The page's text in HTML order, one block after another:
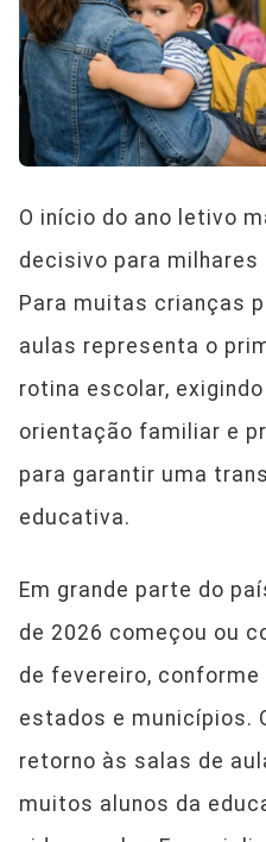
O início do ano letivo
decisivo para
Para muitas crianças
aulas representa o
rotina escolar,
orientação familiar e
para garantir uma
educativa.
Em grande parte do
de 2026 começou ou
de fevereiro, conforme
estados e municípios.
retorno às salas de
muitos alunos da